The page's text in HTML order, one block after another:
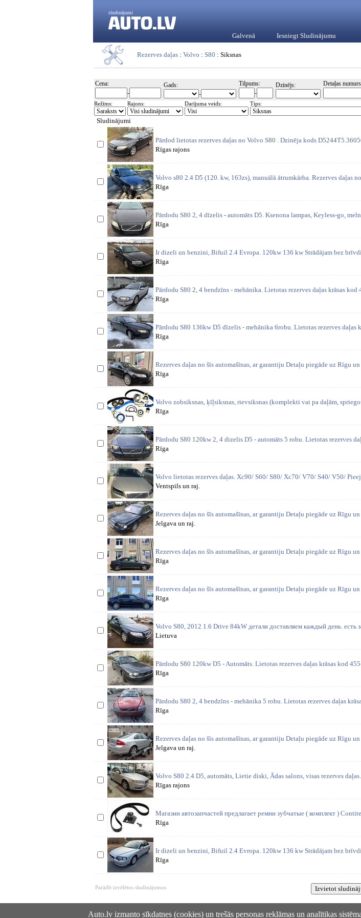
sludinājumi
Galvenā Iesniegt Sludinājumu
Rezerves daļas : Volvo : S80 : Siksnas
Cena:
-
Gads:
-
Tilpums:
-
Dzinējs: Detaļas
Režīms: Rajons: Darījuma veids: Tips:
Sludinājumi
Pārdod lietotas rezerves daļas no Volvo S80 . Dzinēja kods
Rīgas rajons
Volvo s80 2.4 D5 (120. kw, 163zs), manuālā ātrumkārba. Rezerves daļas
Rīga
Pārdodu S80 2, 4 dīzelis - automāts D5. Ksenona lampas, Keyless-go,
Rīga
Ir dizeli un benzini, Bifuil 2.4 Evropa. 120kw 136 kw Strādājam bez
Rīga
Pārdodu S80 2, 4 bendzīns - mehānika. Lietotas rezerves daļas krāsas kod
Rīga
Pārdodu S80 136kw D5 dīzelis - mehānika 6robu. Lietotas rezerves daļas
Rīga
Rezerves daļas no šīs automašīnas, ar garantiju Detaļu piegāde uz Rīgu
Rīga
Volvo zobsiksnas, ķīļsiksnas, rievsiksnas (komplekti vai pa daļām,
Rīga
Pārdodu S80 120kw 2, 4 dizelis D5 - automāts 5 robu. Lietotas rezerves
Rīga
Volvo lietotas rezerves daļas. Xc90/ S60/ S80/ Xc70/ V70/ S40/ V50/
Ventspils un raj.
Rezerves daļas no šīs automašīnas, ar garantiju Detaļu piegāde uz Rīgu
Jelgava un raj.
Rezerves daļas no šīs automašīnas, ar garantiju Detaļu piegāde uz Rīgu
Rīga
Rezerves daļas no šīs automašīnas, ar garantiju Detaļu piegāde uz Rīgu
Rīga
Volvo S80, 2012 1.6 Drive 84kW детали доставляем каждый день. есть
Lietuva
Pārdodu S80 120kw D5 - Automāts. Lietotas rezerves daļas krāsas kod
Rīga
Pārdodu S80 2, 4 bendzīns - mehānika 5 robu. Lietotas rezerves daļas
Rīga
Rezerves daļas no šīs automašīnas, ar garantiju Detaļu piegāde uz Rīgu
Jelgava un raj.
Volvo S80 2.4 D5, automāts, Lietie diski, Ādas salons, visas rezerves daļas.
Rīgas rajons
Магазин автозапчастей предлагает ремни зубчатые ( комплект )
Rīga
Ir dizeli un benzini, Bifuil 2.4 Evropa. 120kw 136 kw Strādājam bez
Rīga
Parādīt izvēlētos sludinājumus
Auto.lv izmanto sīkdatnes (cookies) un trešās personas reklāmas un analītikas